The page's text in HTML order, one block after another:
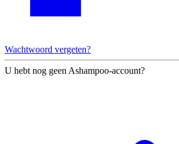
Wachtwoord vergeten?
U hebt nog geen Ashampoo-account?